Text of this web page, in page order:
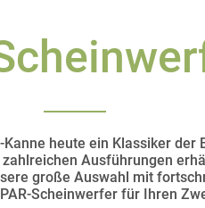
heute ein Klassiker
Ausführungen
große Auswahl mit
Scheinwerfer für Ihren